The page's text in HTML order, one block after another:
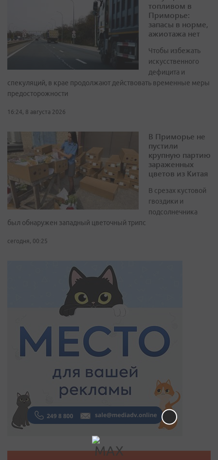
топливом в
Приморье:
запасы в норме,
ажиотажа нет
Чтобы избежать
искусственного
дефицита и
спекуляций, в крае продолжают действовать временные меры
предосторожности
16:24, 8 августа 2026
В Приморье не
пустили
крупную партию
зараженных
цветов из Китая
В срезах кустовой
гвоздики и
подсолнечника
был обнаружен западный цветочный трипс
сегодня, 00:25